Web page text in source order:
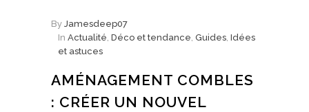
By Jamesdeep07
In Actualité, Déco et tendance, Guides, Idées
et astuces
AMÉNAGEMENT COMBLES
: CRÉER UN NOUVEL